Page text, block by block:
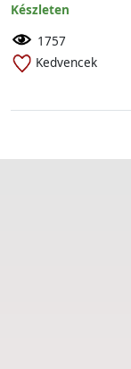
Készleten
1757
Kedvencek